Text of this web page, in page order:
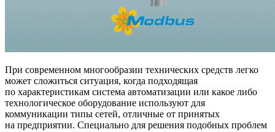
При современном многообразии технических средств легко
может сложиться ситуация, когда подходящая
по характеристикам система автоматизации или какое либо
технологическое оборудование используют для
коммуникации типы сетей, отличные от принятых
на предприятии. Специально для решения подобных проблем